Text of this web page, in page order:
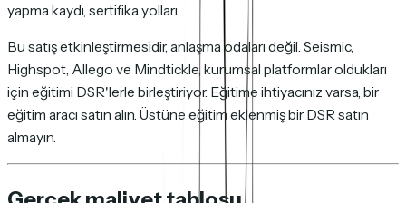
yapma kaydı, sertifika yolları.
Bu satış etkinleştirmesidir, anlaşma odaları değil. Seismic,
Highspot, Allego ve Mindtickle, kurumsal platformlar oldukları
için eğitimi DSR'lerle birleştiriyor. Eğitime ihtiyacınız varsa, bir
eğitim aracı satın alın. Üstüne eğitim eklenmiş bir DSR satın
almayın.